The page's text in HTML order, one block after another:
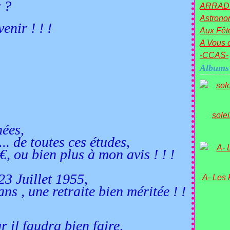
?
! ! !
toutes ces études,
bien plus à mon avis ! ! !
Juillet 1955,
, une retraite bien méritée ! !
il faudra bien faire,
Aux
A Vous
-CCAS-
A- Les